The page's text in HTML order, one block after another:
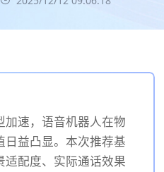
加速，语音机器人在物
日益凸显。本次推荐基
适配度、实际通话效果